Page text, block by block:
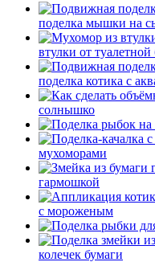
поделка мышки на
втулки от туалетной
поделка котика с
солнышко
мухоморами
гармошкой
с мороженым
колечек бумаги